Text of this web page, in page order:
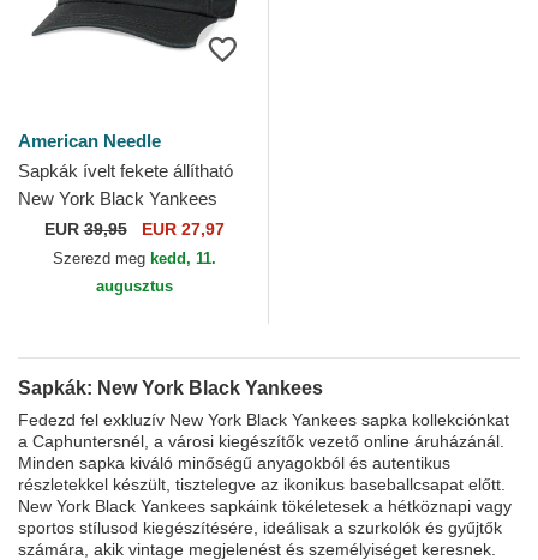
American Needle
Sapkák ívelt fekete állítható
New York Black Yankees
Hepcat New York Black
Yankees MLB American...
EUR39,95 EUR 27,97
Szerezd meg kedd, 11.
augusztus
Sapkák: New York Black Yankees
Fedezd fel exkluzív New York Black Yankees sapka kollekciónkat
a Caphuntersnél, a városi kiegészítők vezető online áruházánál.
Minden sapka kiváló minőségű anyagokból és autentikus
részletekkel készült, tisztelegve az ikonikus baseballcsapat előtt.
New York Black Yankees sapkáink tökéletesek a hétköznapi vagy
sportos stílusod kiegészítésére, ideálisak a szurkolók és gyűjtők
számára, akik vintage megjelenést és személyiséget keresnek.